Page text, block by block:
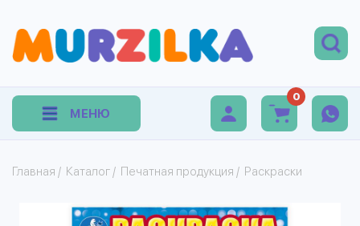
МЕНЮ
0
Главная / Каталог / Печатная продукция / Раскраски